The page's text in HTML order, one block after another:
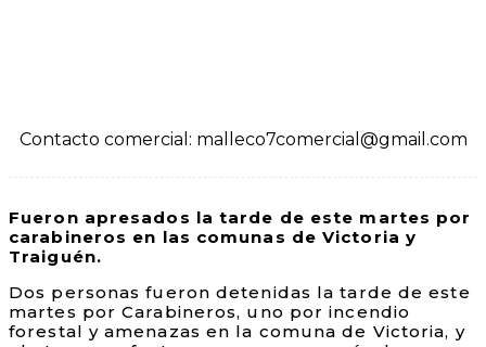
Contacto comercial: malleco7comercial@gmail.com
Fueron apresados la tarde de este martes por
carabineros en las comunas de Victoria y
Traiguén.
Dos personas fueron detenidas la tarde de este
martes por Carabineros, uno por incendio
forestal y amenazas en la comuna de Victoria, y